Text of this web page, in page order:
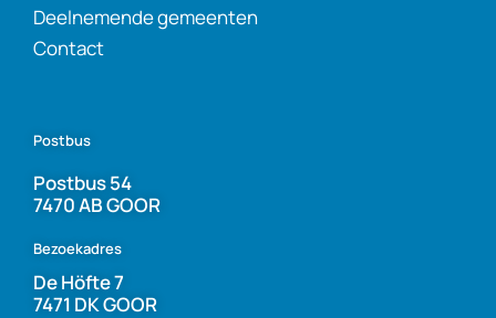
Deelnemende gemeenten
Contact
Postbus
Postbus 54
7470 AB GOOR
Bezoekadres
De Höfte 7
7471 DK GOOR